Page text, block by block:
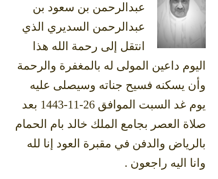
عبدالرحمن بن سعود بن
عبدالرحمن السديري الذي
انتقل إلى رحمة الله هذا
اليوم داعين المولى له بالمغفرة والرحمة
وأن يسكنه فسيح جناته وسيصلى عليه
يوم غد السبت الموافق 26-11-1443 بعد
صلاة العصر بجامع الملك خالد بام الحمام
بالرياض والدفن في مقبرة العود إنا لله
وانا اليه راجعون .